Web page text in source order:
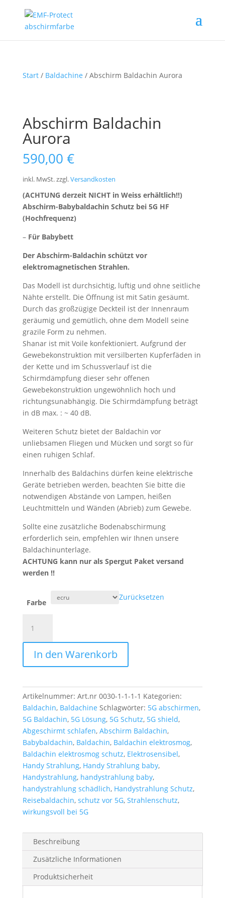
Start/ Baldachine / Abschirm Baldachin Aurora
Abschirm Baldachin
Aurora
590,00 €
inkl. MwSt.zzgl.Versandkosten
(ACHTUNG derzeit NICHT in Weiss erhältlich!!)
Abschirm-Babybaldachin Schutz bei 5G HF
(Hochfrequenz)
–Für Babybett
Der Abschirm-Baldachin schützt vor
elektromagnetischen Strahlen.
Das Modell ist durchsichtig, luftig und ohne seitliche
Nähte erstellt. Die Öffnung ist mit Satin gesäumt.
Durch das großzügige Deckteil ist der Innenraum
geräumig und gemütlich, ohne dem Modell seine
grazile Form zu nehmen.
Shanar ist mit Voile konfektioniert. Aufgrund der
Gewebekonstruktion mit versilberten Kupferfäden in
der Kette und im Schussverlauf ist die
Schirmdämpfung dieser sehr offenen
Gewebekonstruktion ungewöhnlich hoch und
richtungsunabhängig. Die Schirmdämpfung beträgt
in dB max. : ~ 40 dB.
Weiteren Schutz bietet der Baldachin vor
unliebsamen Fliegen und Mücken und sorgt so für
einen ruhigen Schlaf.
Innerhalb des Baldachins dürfen keine elektrische
Geräte betrieben werden, beachten Sie bitte die
notwendigen Abstände von Lampen, heißen
Leuchtmitteln und Wänden (Abrieb) zum Gewebe.
Sollte eine zusätzliche Bodenabschirmung
erforderlich sein, empfehlen wir Ihnen unsere
Baldachinunterlage.
ACHTUNG kann nur als Spergut Paket versand
werden !!
Farbe
Zurücksetzen
Baldachin
Aurora
MengeIn den Warenkorb
Artikelnummer: Art.nr 0030-1-1-1-1 Kategorien:
Baldachin, Baldachine Schlagwörter: 5G abschirmen,
5G Baldachin, 5G Lösung, 5G Schutz, 5G shield,
Abgeschirmt schlafen, Abschirm Baldachin,
Babybaldachin, Baldachin, Baldachin elektrosmog,
Baldachin elektrosmog schutz, Elektrosensibel,
Handy Strahlung, Handy Strahlung baby,
Handystrahlung, handystrahlung baby,
handystrahlung schädlich, Handystrahlung Schutz,
Reisebaldachin, schutz vor 5G, Strahlenschutz,
wirkungsvoll bei 5G
Beschreibung
Zusätzliche Informationen
Produktsicherheit